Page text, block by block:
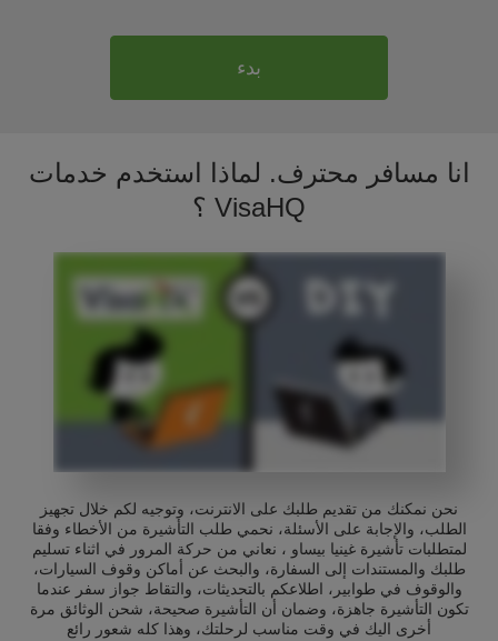
بدء
انا مسافر محترف. لماذا استخدم خدمات
VisaHQ ؟
نحن نمكنك من تقديم طلبك على الانترنت، وتوجيه لكم خلال تجهيز
الطلب، والإجابة على الأسئلة، نحمي طلب التأشيرة من الأخطاء وفقا
لمتطلبات تأشيرة غينيا بيساو ، نعاني من حركة المرور في اثناء تسليم
طلبك والمستندات إلى السفارة، والبحث عن أماكن وقوف السيارات،
والوقوف في طوابير، اطلاعكم بالتحديثات، والتقاط جواز سفر عندما
تكون التأشيرة جاهزة، وضمان أن التأشيرة صحيحة، شحن الوثائق مرة
أخرى اليك في وقت مناسب لرحلتك، وهذا كله شعور رائع